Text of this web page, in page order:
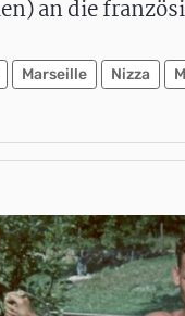
an die
Marseille Nizza